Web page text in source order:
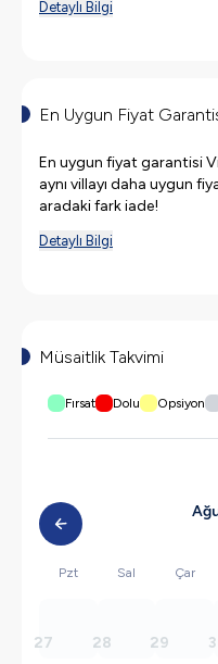
Detaylı Bilgi
En Uygun Fiyat
En uygun fiyat garantisi
aynı villayı daha uygun
aradaki fark iade!
Detaylı Bilgi
Müsaitlik Takvimi
Fırsat Dolu Opsiyon
Pzt Sal Çar
27 28 29